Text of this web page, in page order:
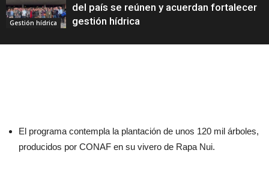
Gestión hídrica
del país se reúnen y acuerdan fortalecer
gestión hídrica
El programa contempla la plantación de unos 120 mil árboles,
producidos por CONAF en su vivero de Rapa Nui.